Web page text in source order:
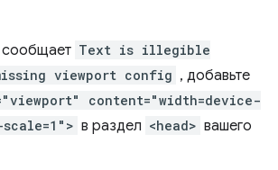
сообщает Text is illegible
viewport config , добавьте
content="width=device-
в раздел <head> вашего